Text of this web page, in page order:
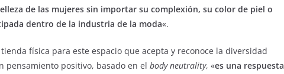
de las mujeres sin importar su complexión, su color de piel o
dentro de la industria de la moda«.
física para este espacio que acepta y reconoce la diversidad
pensamiento positivo, basado en el body neutrality, «es una respuesta